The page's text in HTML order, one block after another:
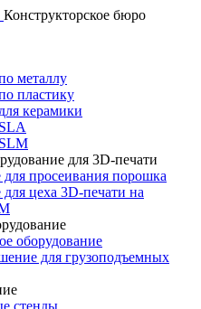
Конструкторское бюро
металлу
пластику
керамики
для 3D-печати
просеивания порошка
цеха 3D-печати на
оборудование
для грузоподъемных
стенды